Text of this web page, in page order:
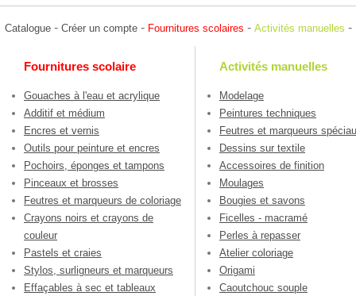
Catalogue - Créer un compte - Fournitures scolaires - Activités manuelles -
Fournitures scolaire
Gouaches à l'eau et acrylique
Additif et médium
Encres et vernis
Outils pour peinture et encres
Pochoirs, éponges et tampons
Pinceaux et brosses
Feutres et marqueurs de coloriage
Crayons noirs et crayons de
couleur
Pastels et craies
Stylos, surligneurs et marqueurs
Effaçables à sec et tableaux
Activités manuelles
Modelage
Peintures techniques
Feutres et marqueurs
Dessins sur textile
Accessoires de finition
Moulages
Bougies et savons
Ficelles - macramé
Perles à repasser
Atelier coloriage
Origami
Caoutchouc souple